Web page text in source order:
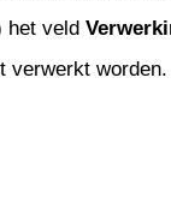
het veld
verwerkt worden.